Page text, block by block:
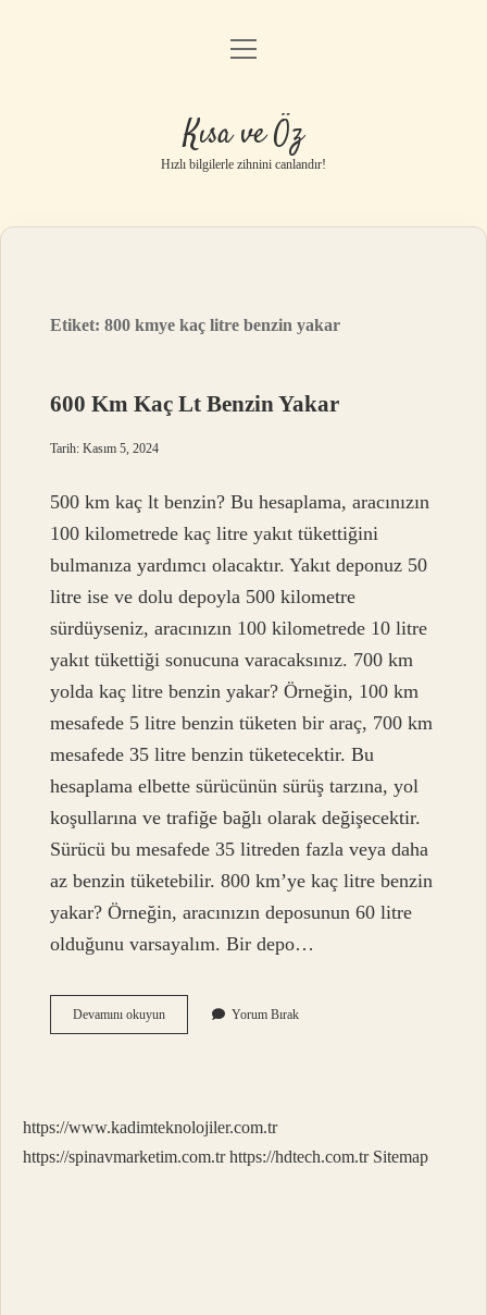
Anasayfa
Gizlilik Politikası
Yasal Uyarı
menüyü
Kısa ve Öz
Hızlı bilgilerle zihnini canlandır!
Etiket:800 kmye kaç litre benzin yakar
600 Km Kaç Lt Benzin Yakar
Tarih: Kasım 5, 2024
500 km kaç lt benzin? Bu hesaplama, aracınızın
100 kilometrede kaç litre yakıt tükettiğini
bulmanıza yardımcı olacaktır. Yakıt deponuz 50
litre ise ve dolu depoyla 500 kilometre
sürdüyseniz, aracınızın 100 kilometrede 10 litre
yakıt tükettiği sonucuna varacaksınız. 700 km
yolda kaç litre benzin yakar? Örneğin, 100 km
mesafede 5 litre benzin tüketen bir araç, 700 km
mesafede 35 litre benzin tüketecektir. Bu
hesaplama elbette sürücünün sürüş tarzına, yol
koşullarına ve trafiğe bağlı olarak değişecektir.
Sürücü bu mesafede 35 litreden fazla veya daha
az benzin tüketebilir. 800 km’ye kaç litre benzin
yakar? Örneğin, aracınızın deposunun 60 litre
olduğunu varsayalım. Bir depo…
Devamını okuyun600
Km
Yorum Bırak
https://www.kadimteknolojiler.com.tr
https://spinavmarketim.com.tr https://hdtech.com.tr Sitemap